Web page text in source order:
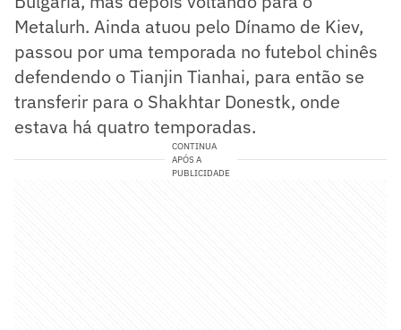
Metalurh. Ainda atuou pelo Dínamo de Kiev,
passou por uma temporada no futebol chinês
defendendo o Tianjin Tianhai, para então se
transferir para o Shakhtar Donestk, onde
estava há quatro temporadas.
CONTINUA
APÓS A
PUBLICIDADE